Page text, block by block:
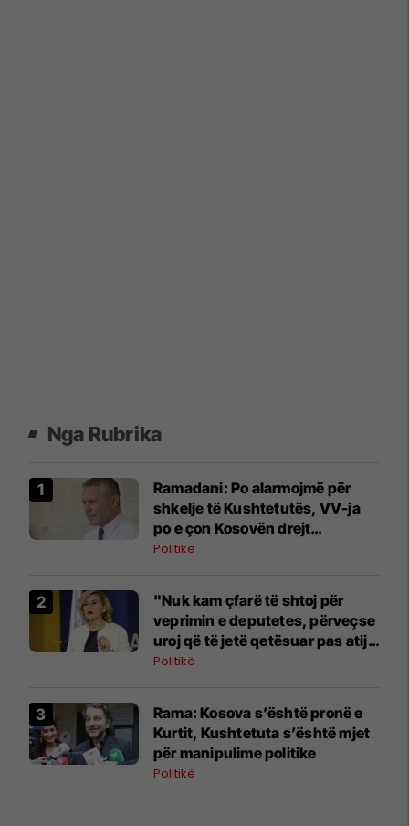
Nga Rubrika
Ramadani: Po alarmojmë për
shkelje të Kushtetutës, VV-ja
po e çon Kosovën drejt
pakushtetutshmërisë
Politikë
"Nuk kam çfarë të shtoj për
veprimin e deputetes, përveçse
uroj që të jetë qetësuar pas atij
momenti", reagon Kusari-Lila
Politikë
​Rama: Kosova s’është pronë e
Kurtit, Kushtetuta s’është mjet
për manipulime politike
Politikë